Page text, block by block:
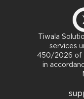
Tiwala
services
450/2026 of
in